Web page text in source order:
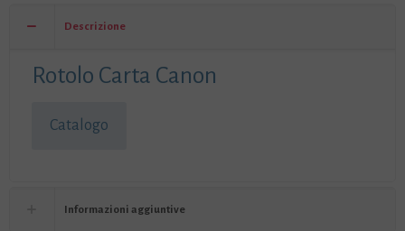
Descrizione
Rotolo Carta Canon
Catalogo
Informazioni aggiuntive